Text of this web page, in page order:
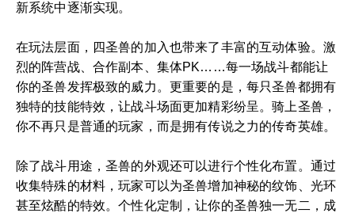
新系统中逐渐实现。
在玩法层面，四圣兽的加入也带来了丰富的互动体验。激
烈的阵营战、合作副本、集体PK……每一场战斗都能让
你的圣兽发挥极致的威力。更重要的是，每只圣兽都拥有
独特的技能特效，让战斗场面更加精彩纷呈。骑上圣兽，
你不再只是普通的玩家，而是拥有传说之力的传奇英雄。
除了战斗用途，圣兽的外观还可以进行个性化布置。通过
收集特殊的材料，玩家可以为圣兽增加神秘的纹饰、光环
甚至炫酷的特效。个性化定制，让你的圣兽独一无二，成